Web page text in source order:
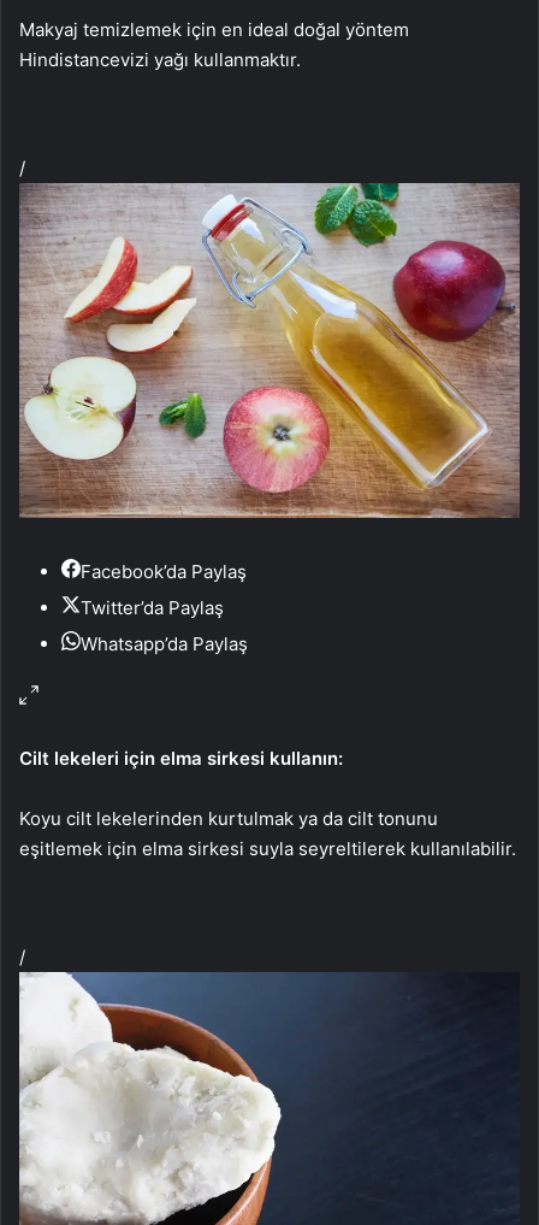
Makyaj temizlemek için en ideal doğal yöntem
Hindistancevizi yağı kullanmaktır.
/
Facebook’da Paylaş
Twitter’da Paylaş
Whatsapp’da Paylaş
Cilt lekeleri için elma sirkesi kullanın:
Koyu cilt lekelerinden kurtulmak ya da cilt tonunu
eşitlemek için elma sirkesi suyla seyreltilerek kullanılabilir.
/